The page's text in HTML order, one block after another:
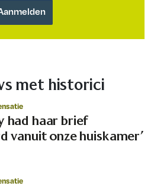
met historici
had haar brief
vanuit onze huiskamer’